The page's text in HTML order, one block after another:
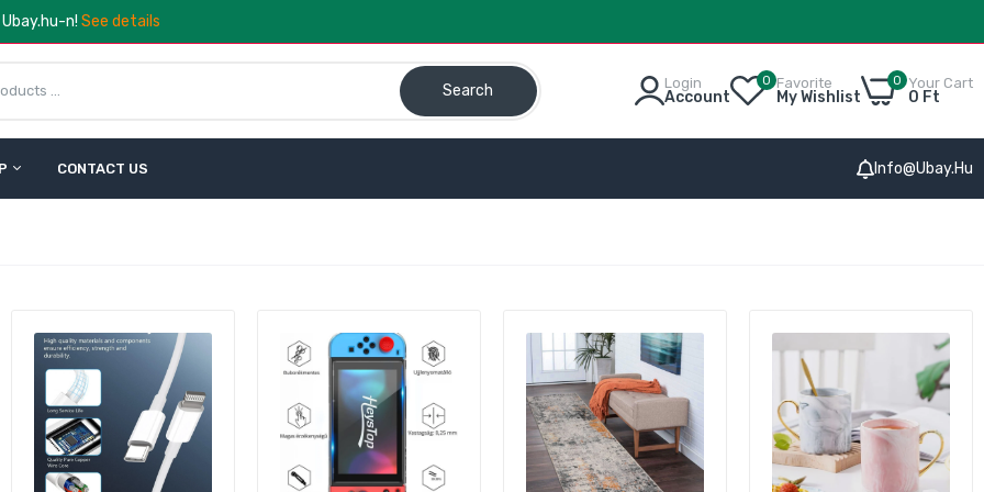
n! See details
Search
Ft 63.990 Ft
Mesterséges Borostyánlevél Növényfal 300×50 cm –
Falpanel
Ft 13.990 Ft
Login
Account
0 Favorite
My Wishlist
0 Your Cart
0 Ft
CONTACT US Info@ubay.hu